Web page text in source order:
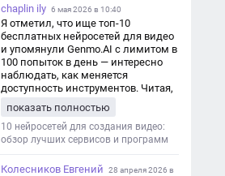
chaplin ily 6 мая 2026 в 10:40
Я отметил, что ище топ-10
бесплатных нейросетей для видео
и упомянули Genmo.AI с лимитом в
100 попыток в день — интересно
наблюдать, как меняется
доступность инструментов. Читая,
с короткими клипами в телеграм-
каналах YAGLA и Kokoc Group. Flux 2
показать полностью
10 нейросетей для создания видео:
обзор лучших сервисов и программ
Колесников Евгений
28 апреля 2026 в